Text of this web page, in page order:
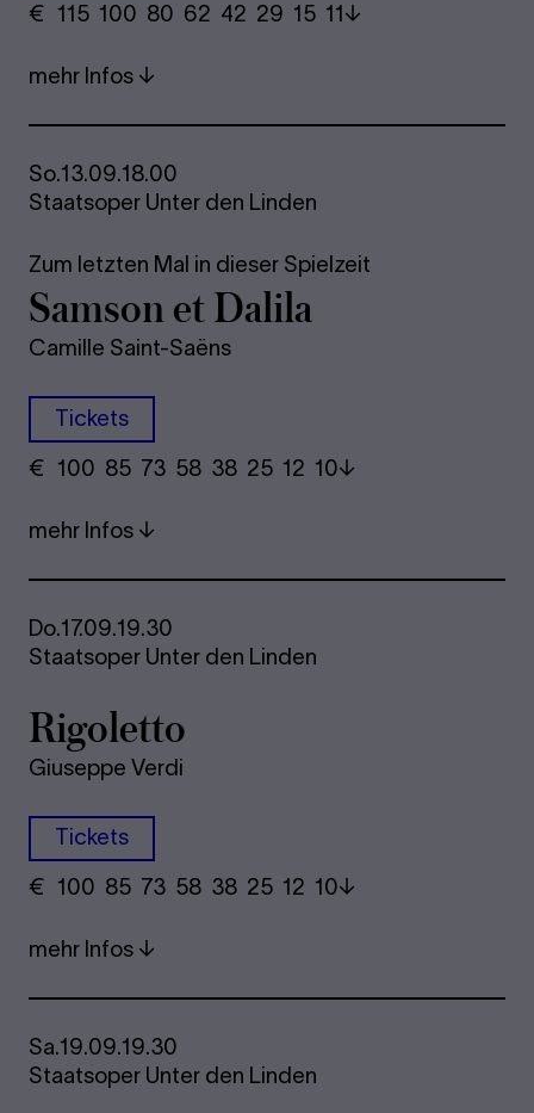
€ ​ 115 100 80​ 62 42 29​ 15 11
mehr Infos
So.13.09.18.00
Staatsoper Unter den Linden
Zum letzten Mal in dieser Spielzeit
Sam­son et Da­li­la
Camille Saint-Saëns
Tickets
€ ​ 100 85 73​ 58 38 25​ 12 10
mehr Infos
Do.17.09.19.30
Staatsoper Unter den Linden
Ri­go­let­to
Giuseppe Verdi
Tickets
€ ​ 100 85 73​ 58 38 25​ 12 10
mehr Infos
Sa.19.09.19.30
Staatsoper Unter den Linden